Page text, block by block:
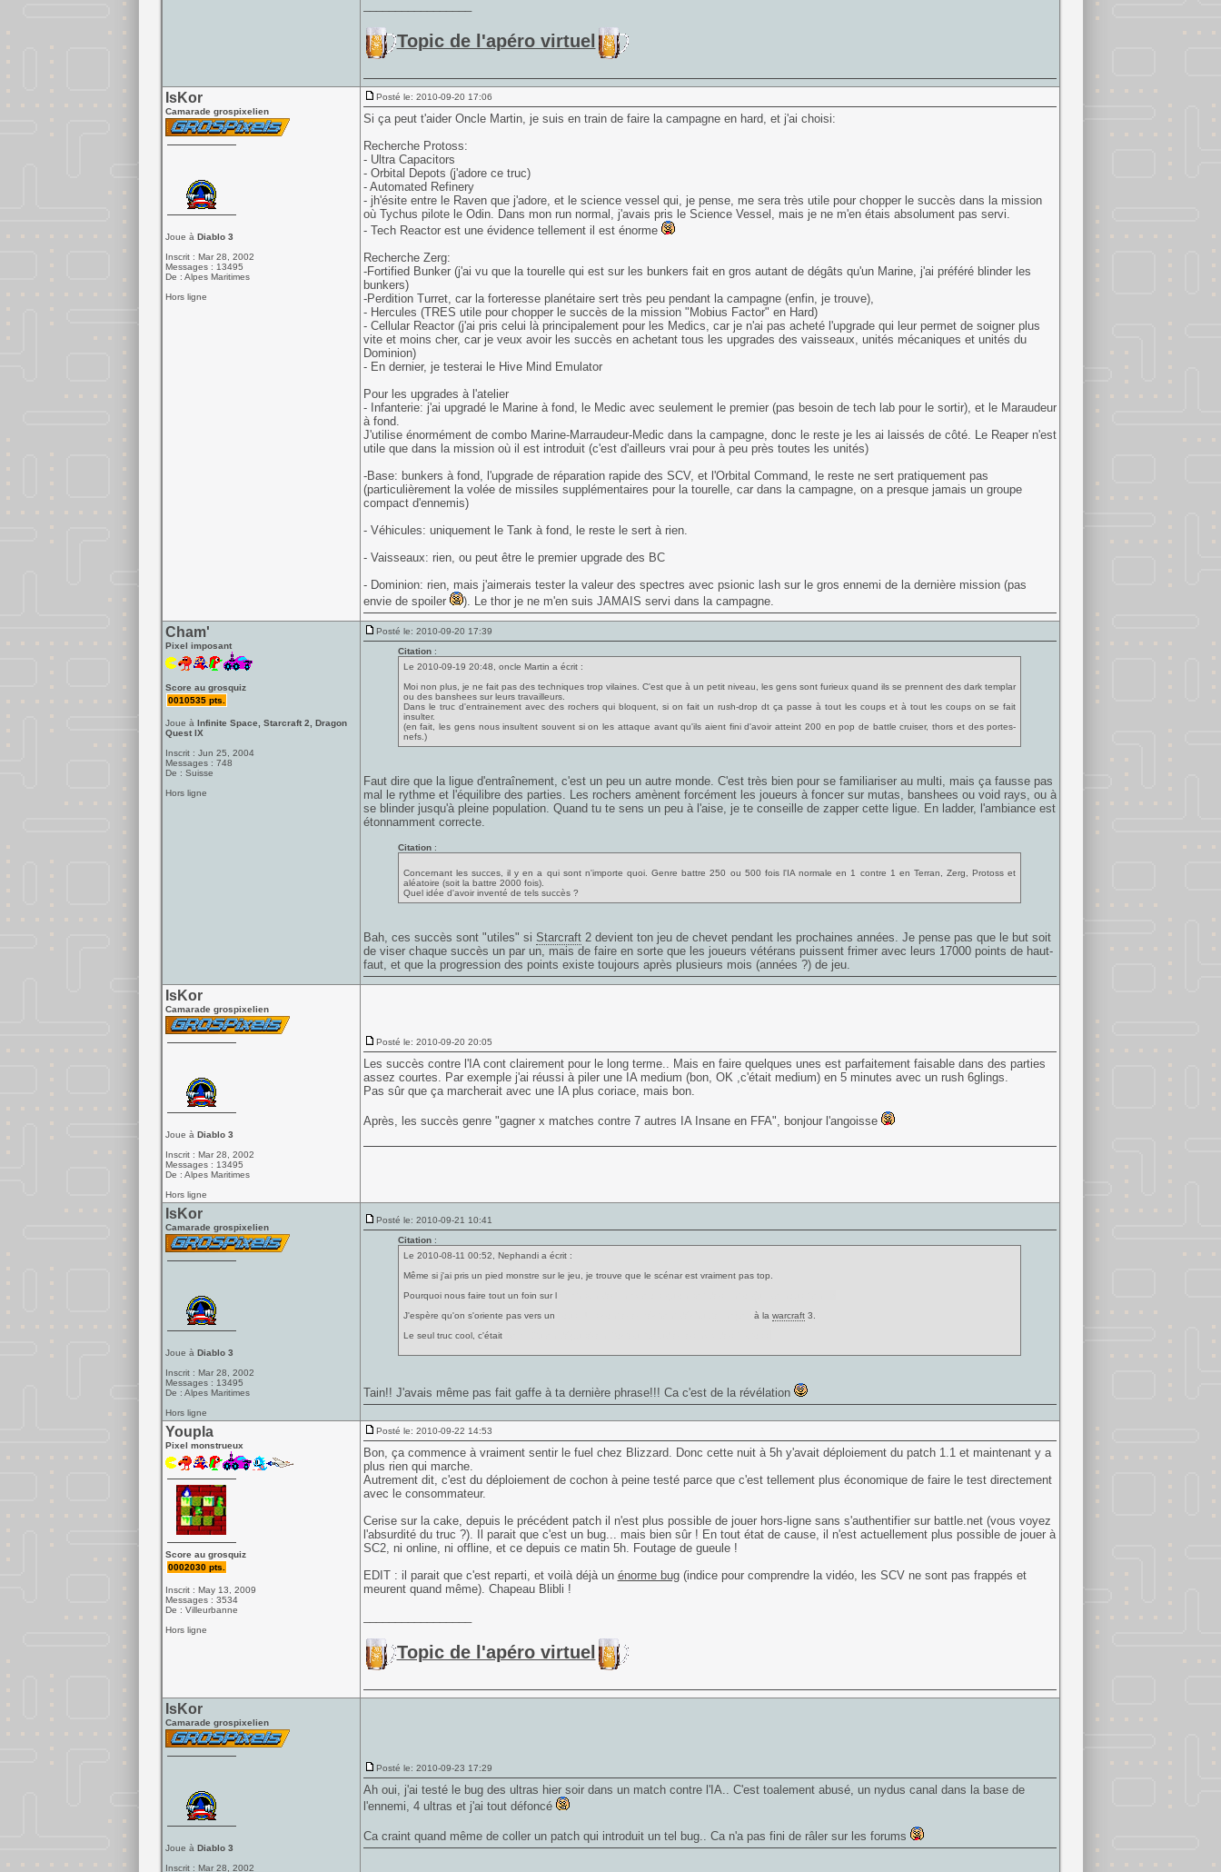
Topic de l'apéro virtuel
IsKor
Camarade grospixelien
Joue à Diablo 3
Inscrit : Mar 28, 2002
Messages : 13495
De : Alpes Maritimes
Hors ligne
Posté le: 2010-09-20 17:06
Si ça peut t'aider Oncle Martin, je suis en train de faire la campagne en hard, et j'ai choisi:
Recherche Protoss:
- Ultra Capacitors
- Orbital Depots (j'adore ce truc)
- Automated Refinery
- jh'ésite entre le Raven que j'adore, et le science vessel qui, je pense, me sera très utile pour chopper le succès dans la mission
où Tychus pilote le Odin. Dans mon run normal, j'avais pris le Science Vessel, mais je ne m'en étais absolument pas servi.
- Tech Reactor est une évidence tellement il est énorme
Recherche Zerg:
-Fortified Bunker (j'ai vu que la tourelle qui est sur les bunkers fait en gros autant de dégâts qu'un Marine, j'ai préféré blinder les
bunkers)
-Perdition Turret, car la forteresse planétaire sert très peu pendant la campagne (enfin, je trouve),
- Hercules (TRES utile pour chopper le succès de la mission "Mobius Factor" en Hard)
- Cellular Reactor (j'ai pris celui là principalement pour les Medics, car je n'ai pas acheté l'upgrade qui leur permet de soigner plus
vite et moins cher, car je veux avoir les succès en achetant tous les upgrades des vaisseaux, unités mécaniques et unités du
Dominion)
- En dernier, je testerai le Hive Mind Emulator
Pour les upgrades à l'atelier
- Infanterie: j'ai upgradé le Marine à fond, le Medic avec seulement le premier (pas besoin de tech lab pour le sortir), et le Maraudeur
à fond.
J'utilise énormément de combo Marine-Marraudeur-Medic dans la campagne, donc le reste je les ai laissés de côté. Le Reaper n'est
utile que dans la mission où il est introduit (c'est d'ailleurs vrai pour à peu près toutes les unités)
-Base: bunkers à fond, l'upgrade de réparation rapide des SCV, et l'Orbital Command, le reste ne sert pratiquement pas
(particulièrement la volée de missiles supplémentaires pour la tourelle, car dans la campagne, on a presque jamais un groupe
compact d'ennemis)
- Véhicules: uniquement le Tank à fond, le reste le sert à rien.
- Vaisseaux: rien, ou peut être le premier upgrade des BC
- Dominion: rien, mais j'aimerais tester la valeur des spectres avec psionic lash sur le gros ennemi de la dernière mission (pas
envie de spoiler
). Le thor je ne m'en suis JAMAIS servi dans la campagne.
Cham'
Pixel imposant
Score au grosquiz
0010535 pts.
Joue à Infinite Space, Starcraft 2, Dragon
Quest IX
Inscrit : Jun 25, 2004
Messages : 748
De : Suisse
Hors ligne
Posté le: 2010-09-20 17:39
Citation:
Le 2010-09-19 20:48, oncle Martin a écrit :
Moi non plus, je ne fait pas des techniques trop vilaines. C'est que à un petit niveau, les gens sont furieux quand ils se prennent des dark templar
ou des banshees sur leurs travailleurs.
Dans le truc d'entrainement avec des rochers qui bloquent, si on fait un rush-drop dt ça passe à tout les coups et à tout les coups on se fait
insulter.
(en fait, les gens nous insultent souvent si on les attaque avant qu'ils aient fini d'avoir atteint 200 en pop de battle cruiser, thors et des portes-
nefs.)
Faut dire que la ligue d'entraînement, c'est un peu un autre monde. C'est très bien pour se familiariser au multi, mais ça fausse pas
mal le rythme et l'équilibre des parties. Les rochers amènent forcément les joueurs à foncer sur mutas, banshees ou void rays, ou à
se blinder jusqu'à pleine population. Quand tu te sens un peu à l'aise, je te conseille de zapper cette ligue. En ladder, l'ambiance est
étonnamment correcte.
Citation:
Concernant les succes, il y en a qui sont n'importe quoi. Genre battre 250 ou 500 fois l'IA normale en 1 contre 1 en Terran, Zerg, Protoss et
aléatoire (soit la battre 2000 fois).
Quel idée d'avoir inventé de tels succès ?
Bah, ces succès sont "utiles" si Starcraft2 devient ton jeu de chevet pendant les prochaines années. Je pense pas que le but soit
de viser chaque succès un par un, mais de faire en sorte que les joueurs vétérans puissent frimer avec leurs 17000 points de haut-
faut, et que la progression des points existe toujours après plusieurs mois (années ?) de jeu.
IsKor
Camarade grospixelien
Joue à Diablo 3
Inscrit : Mar 28, 2002
Messages : 13495
De : Alpes Maritimes
Hors ligne
Posté le: 2010-09-20 20:05
Les succès contre l'IA cont clairement pour le long terme.. Mais en faire quelques unes est parfaitement faisable dans des parties
assez courtes. Par exemple j'ai réussi à piler une IA medium (bon, OK ,c'était medium) en 5 minutes avec un rush 6glings.
Pas sûr que ça marcherait avec une IA plus coriace, mais bon.
Après, les succès genre "gagner x matches contre 7 autres IA Insane en FFA", bonjour l'angoisse
IsKor
Camarade grospixelien
Joue à Diablo 3
Inscrit : Mar 28, 2002
Messages : 13495
De : Alpes Maritimes
Hors ligne
Posté le: 2010-09-21 10:41
Citation:
Le 2010-08-11 00:52, Nephandi a écrit :
Même si j'ai pris un pied monstre sur le jeu, je trouve que le scénar est vraiment pas top.
Pourquoi nous faire tout un foin sur la trahison de Finlay alors qu'on sait dès l'intro qu'il va nous trahir ?
J'espère qu'on s'oriente pas vers un
à la warcraft3.
Le seul truc cool, c'était
Tain!! J'avais même pas fait gaffe à ta dernière phrase!!! Ca c'est de la révélation
Youpla
Pixel monstrueux
Score au grosquiz
0002030 pts.
Inscrit : May 13, 2009
Messages : 3534
De : Villeurbanne
Hors ligne
Posté le: 2010-09-22 14:53
Bon, ça commence à vraiment sentir le fuel chez Blizzard. Donc cette nuit à 5h y'avait déploiement du patch 1.1 et maintenant y a
plus rien qui marche.
Autrement dit, c'est du déploiement de cochon à peine testé parce que c'est tellement plus économique de faire le test directement
avec le consommateur.
Cerise sur la cake, depuis le précédent patch il n'est plus possible de jouer hors-ligne sans s'authentifier sur battle.net (vous voyez
l'absurdité du truc ?). Il parait que c'est un bug... mais bien sûr ! En tout état de cause, il n'est actuellement plus possible de jouer à
SC2, ni online, ni offline, et ce depuis ce matin 5h. Foutage de gueule !
EDIT : il parait que c'est reparti, et voilà déjà un énorme bug(indice pour comprendre la vidéo, les SCV ne sont pas frappés et
meurent quand même). Chapeau Blibli !
Topic de l'apéro virtuel
IsKor
Camarade grospixelien
Joue à Diablo 3
Inscrit : Mar 28, 2002
Posté le: 2010-09-23 17:29
Ah oui, j'ai testé le bug des ultras hier soir dans un match contre l'IA.. C'est toalement abusé, un nydus canal dans la base de
l'ennemi, 4 ultras et j'ai tout défoncé
Ca craint quand même de coller un patch qui introduit un tel bug.. Ca n'a pas fini de râler sur les forums